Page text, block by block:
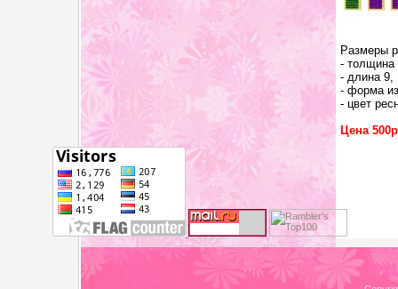
Размеры
- толщина
- длина 9,
- форма
- цвет
Цена 500р